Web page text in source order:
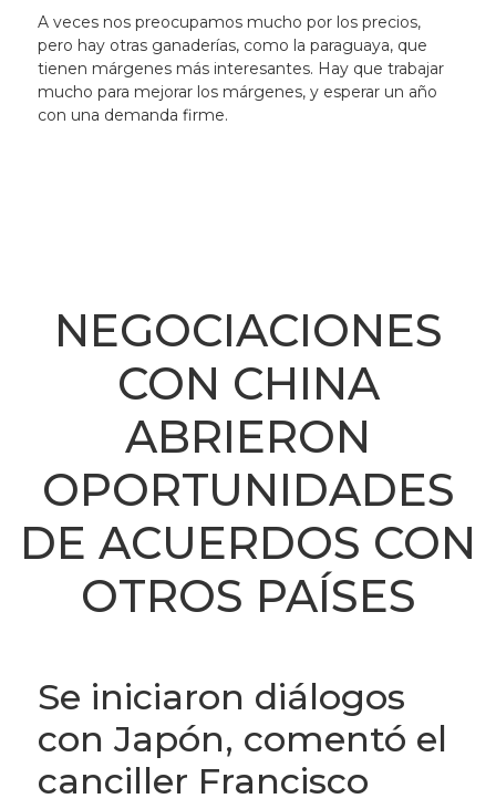
A veces nos preocupamos mucho por los precios,
pero hay otras ganaderías, como la paraguaya, que
tienen márgenes más interesantes. Hay que trabajar
mucho para mejorar los márgenes, y esperar un año
con una demanda firme.
NEGOCIACIONES
CON CHINA
ABRIERON
OPORTUNIDADES
DE ACUERDOS CON
OTROS PAÍSES
Se iniciaron diálogos
con Japón, comentó el
canciller Francisco